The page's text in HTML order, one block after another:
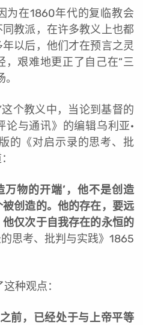
为在1860年代的复临教会
教派，在许多教义上也都
以后，他们才在预言之灵
，艰难地更正了自己在“三
个教义中，当论到基督的
论与通讯》的编辑乌利亚·
的《对启示录的思考、批
万物的开端’，他不是创造
创造的。他的存在，要远
仅次于自我存在的永恒的
思考、批判与实践》1865
种观点：
前，已经处于与上帝平等